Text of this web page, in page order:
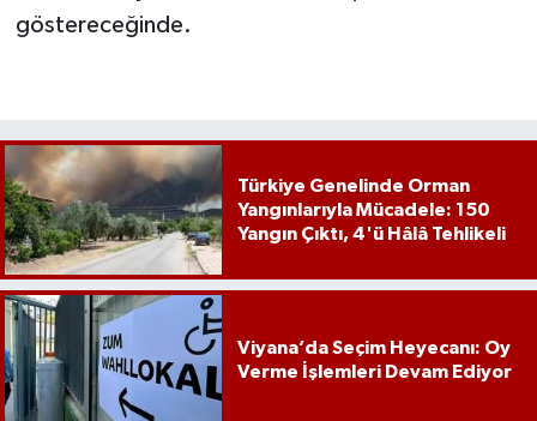
göstereceğinde.
Türkiye Genelinde Orman
Yangınlarıyla Mücadele: 150
Yangın Çıktı, 4'ü Hâlâ Tehlikeli
Viyana’da Seçim Heyecanı: Oy
Verme İşlemleri Devam Ediyor